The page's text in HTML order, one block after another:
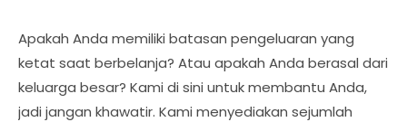
Apakah Anda memiliki batasan pengeluaran yang
ketat saat berbelanja? Atau apakah Anda berasal dari
keluarga besar? Kami di sini untuk membantu Anda,
jadi jangan khawatir. Kami menyediakan sejumlah